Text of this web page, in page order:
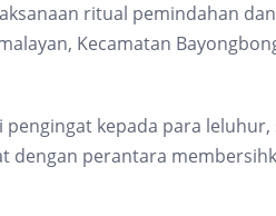
ritual pemindahan
Kecamatan
kepada para
dengan perantara